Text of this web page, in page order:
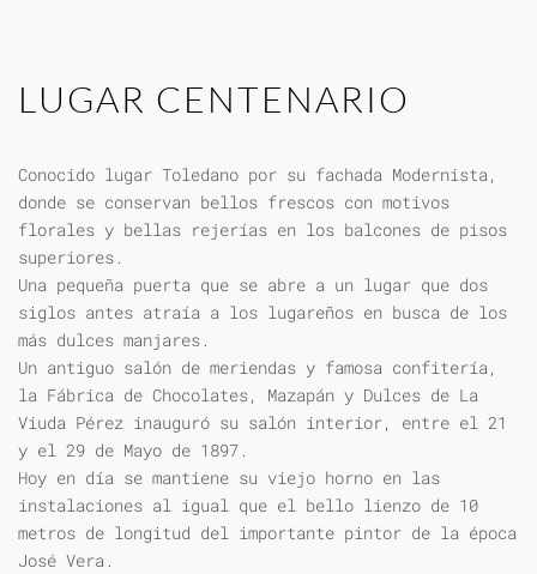
LUGAR CENTENARIO
Conocido lugar Toledano por su fachada Modernista,
donde se conservan bellos frescos con motivos
florales y bellas rejerías en los balcones de pisos
superiores.
Una pequeña puerta que se abre a un lugar que dos
siglos antes atraía a los lugareños en busca de los
más dulces manjares.
Un antiguo salón de meriendas y famosa confitería,
la Fábrica de Chocolates, Mazapán y Dulces de La
Viuda Pérez inauguró su salón interior, entre el 21
y el 29 de Mayo de 1897.
Hoy en día se mantiene su viejo horno en las
instalaciones al igual que el bello lienzo de 10
metros de longitud del importante pintor de la época
José Vera.